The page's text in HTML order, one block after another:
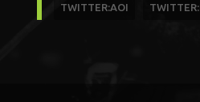
TWITTER:AOI